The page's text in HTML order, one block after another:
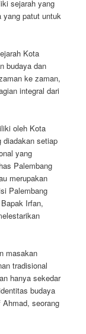
sejarah yang
yang patut untuk
Kota
budaya dan
ke zaman,
integral dari
oleh Kota
diadakan setiap
yang
Palembang
merupakan
Palembang
Irfan,
masakan
tradisional
hanya sekedar
budaya
Ahmad, seorang